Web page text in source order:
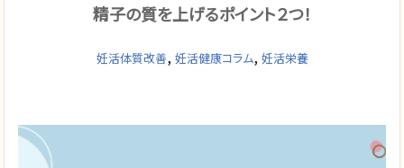
精子の質を上げるポイント２つ！
妊活体質改善, 妊活健康コラム, 妊活栄養